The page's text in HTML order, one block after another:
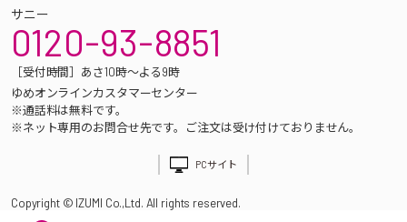
サニー
0120-93-8851
［受付時間］あさ10時～よる9時
ゆめオンラインカスタマーセンター
※通話料は無料です。
※ネット専用のお問合せ先です。ご注文は受け付けておりません。
PCサイト
Copyright © IZUMI Co.,Ltd. All rights reserved.